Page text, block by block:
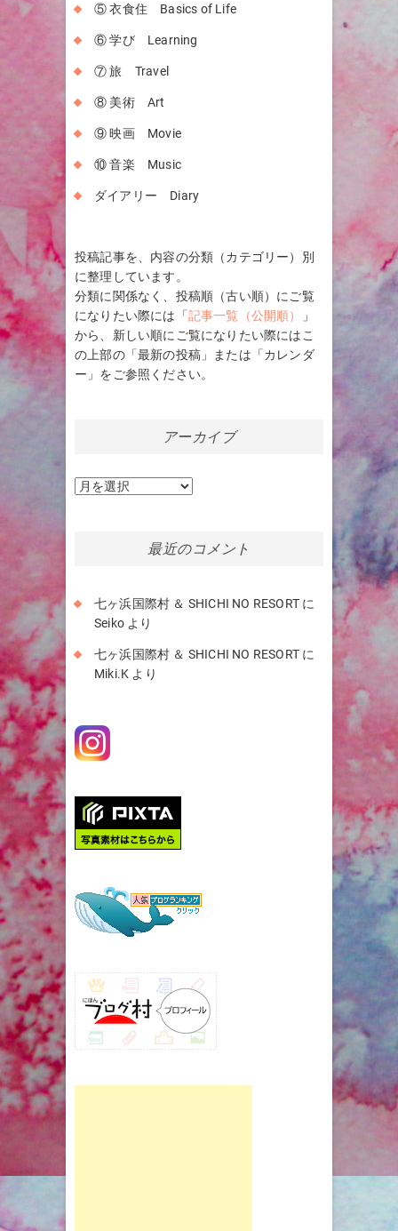
⑤ 衣食住 Basics of Life
⑥ 学び Learning
⑦ 旅 Travel
⑧ 美術 Art
⑨ 映画 Movie
⑩ 音楽 Music
ダイアリー Diary
投稿記事を、内容の分類（カテゴリー）別
に整理しています。
分類に関係なく、投稿順（古い順）にご覧
になりたい際には「記事一覧（公開順）
」
から、新しい順にご覧になりたい際にはこ
の上部の「最新の投稿」または「カレンダ
ー」をご参照ください。
アーカイブ
ア
最近のコメント
七ヶ浜国際村 ＆ SHICHI NO RESORT に
Seiko より
七ヶ浜国際村 ＆ SHICHI NO RESORT に
Miki.K より